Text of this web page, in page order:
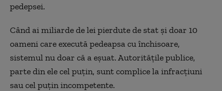
pedepsei.
Când ai miliarde de lei pierdute de stat și doar 10
oameni care execută pedeapsa cu închisoare,
sistemul nu doar că a eșuat. Autoritățile publice,
parte din ele cel puțin, sunt complice la infracțiuni
sau cel puțin incompetente.